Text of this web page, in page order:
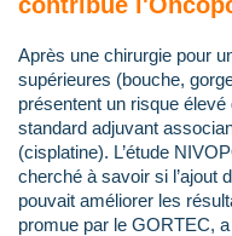
Après une chirurgie pour
supérieures (bouche,
présentent un risque
standard adjuvant
(cisplatine). L’étude
cherché à savoir si l’ajout
pouvait améliorer les
promue par le GORTEC,